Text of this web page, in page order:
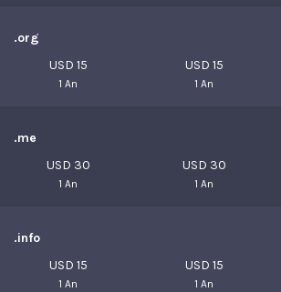
.org
USD 15
1 An
USD 15
1 An
.me
USD 30
1 An
USD 30
1 An
.info
USD 15
1 An
USD 15
1 An